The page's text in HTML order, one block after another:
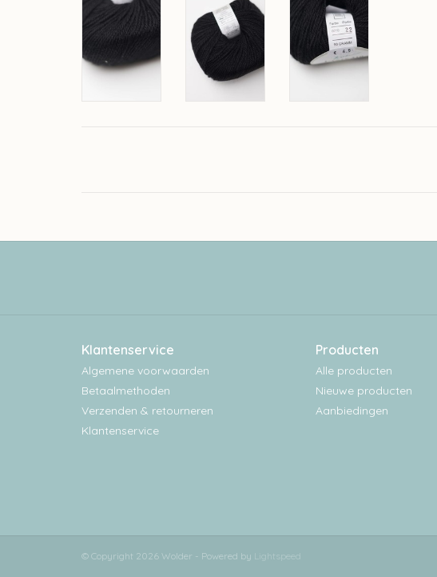
Klantenservice
Algemene voorwaarden
Betaalmethoden
Verzenden & retourneren
Klantenservice
Producten
Alle producten
Nieuwe producten
Aanbiedingen
© Copyright 2026 Wolder - Powered by Lightspeed